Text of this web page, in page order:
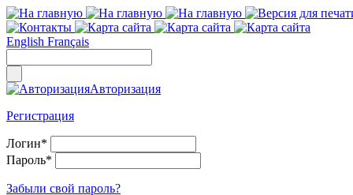
English Français
Авторизация
Регистрация
Логин*
Пароль*
Забыли свой пароль?